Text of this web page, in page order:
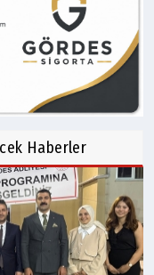
Haberler